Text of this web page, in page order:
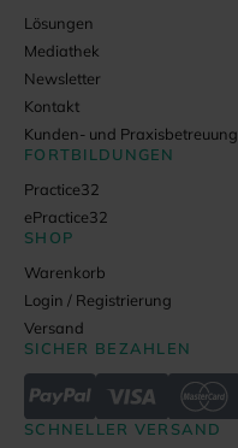
Lösungen
Mediathek
Newsletter
Kontakt
Kunden- und Praxisbetreuung
FORTBILDUNGEN
Practice32
ePractice32
SHOP
Warenkorb
Login / Registrierung
Versand
SICHER BEZAHLEN
SCHNELLER VERSAND